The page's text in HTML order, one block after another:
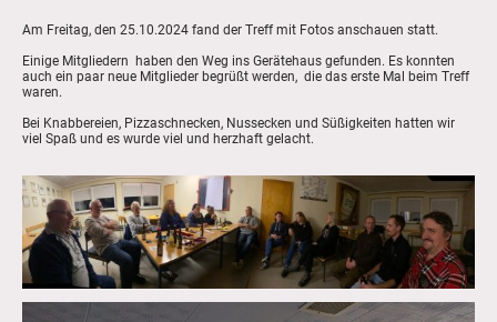
Am Freitag, den 25.10.2024 fand der Treff mit Fotos anschauen statt.
Einige Mitgliedern haben den Weg ins Gerätehaus gefunden. Es konnten
auch ein paar neue Mitglieder begrüßt werden, die das erste Mal beim Treff
waren.
Bei Knabbereien, Pizzaschnecken, Nussecken und Süßigkeiten hatten wir
viel Spaß und es wurde viel und herzhaft gelacht.